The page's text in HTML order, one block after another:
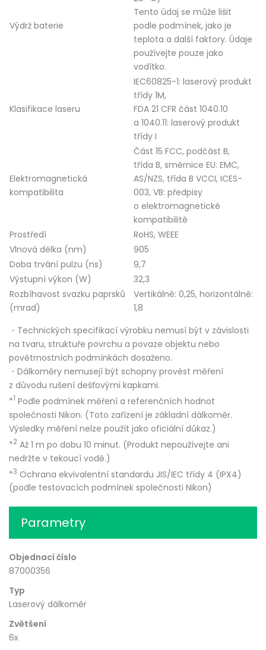
Výdrž baterie
Tento údaj se může lišit
podle podmínek, jako je
teplota a další faktory. Údaje
používejte pouze jako
vodítko.
Klasifikace laseru
IEC60825-1: laserový produkt
třídy 1M,
FDA 21 CFR část 1040.10
a 1040.11: laserový produkt
třídy I
Elektromagnetická
kompatibilita
Část 15 FCC, podčást B,
třída B, směrnice EU: EMC,
AS/NZS, třída B VCCI, ICES-
003, VB: předpisy
o elektromagnetické
kompatibilitě
Prostředí
RoHS, WEEE
Vlnová délka (nm)
905
Doba trvání pulzu (ns)
9,7
Výstupní výkon (W)
32,3
Rozbíhavost svazku paprsků
(mrad)
Vertikálně: 0,25, horizontálně:
1,8
・Technických specifikací výrobku nemusí být v závislosti
na tvaru, struktuře povrchu a povaze objektu nebo
povětrnostních podmínkách dosaženo.
・Dálkoměry nemusejí být schopny provést měření
z důvodu rušení dešťovými kapkami.
*1 Podle podmínek měření a referenčních hodnot
společnosti Nikon. (Toto zařízení je základní dálkoměr.
Výsledky měření nelze použít jako oficiální důkaz.)
*2 Až 1 m po dobu 10 minut. (Produkt nepoužívejte ani
nedržte v tekoucí vodě.)
*3 Ochrana ekvivalentní standardu JIS/IEC třídy 4 (IPX4)
(podle testovacích podmínek společnosti Nikon)
Parametry
Objednací číslo
87000356
Typ
Laserový dálkoměr
Zvětšení
6x